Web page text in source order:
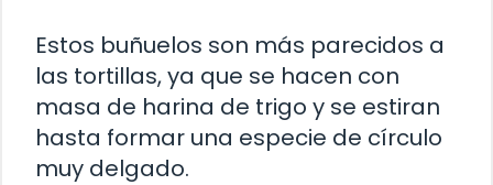
Estos buñuelos son más parecidos a
las tortillas, ya que se hacen con
masa de harina de trigo y se estiran
hasta formar una especie de círculo
muy delgado.